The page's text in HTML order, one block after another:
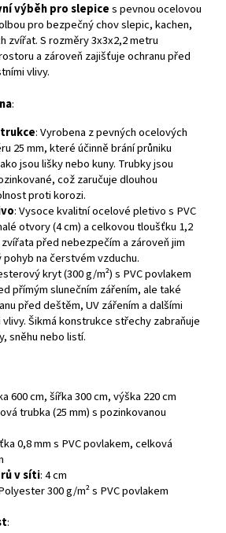
výběh pro slepices pevnou ocelovou
pro bezpečný chov slepic, kachen,
zvířat. S rozměry 3x3x2,2 metru
a zároveň zajišťuje ochranu před
vlivy.
:
: Vyrobena z pevných ocelových
25 mm, které účinně brání průniku
jsou lišky nebo kuny. Trubky jsou
což zaručuje dlouhou
proti korozi.
: Vysoce kvalitní ocelové pletivo s PVC
otvory (4 cm) a celkovou tloušťku 1,2
před nebezpečím a zároveň jim
pohyb na čerstvém vzduchu.
kryt (300 g/m²) s PVC povlakem
přímým slunečním zářením, ale také
před deštěm, UV zářením a dalšími
Šikmá konstrukce střechy zabraňuje
sněhu nebo listí.
600 cm, šířka 300 cm, výška 220 cm
trubka (25 mm) s pozinkovanou
0,8 mm s PVC povlakem, celková
v síti: 4 cm
300 g/m² s PVC povlakem
: